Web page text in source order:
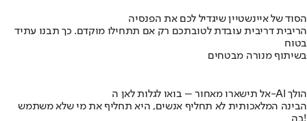
הסוד של איינשטיין שיגדיל לכם את הפנסיה
הריבית דריבית עובדת לטובתכם רק אם תתחילו מוקדם. כך תבנו עתיד
בטוח
בשיתוף מנורה מבטחים
אל תישארו מאחור – בואו לגלות לאן ה-AI הולך
הבינה המלאכותית לא תחליף אנשים, היא תחליף את מי שלא משתמש